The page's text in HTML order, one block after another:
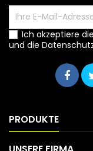
Ich akzeptiere
und die
PRODUKTE